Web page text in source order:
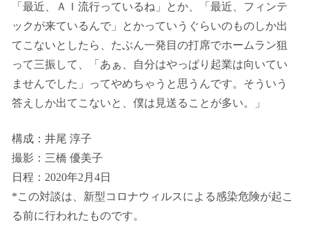
「最近、ＡＩ流行っているね」とか、「最近、フィンテ
ックが来ているんで」とかっていうぐらいのものしか出
てこないとしたら、たぶん一発目の打席でホームラン狙
って三振して、「あぁ、自分はやっぱり起業は向いてい
ませんでした」ってやめちゃうと思うんです。そういう
答えしか出てこないと、僕は見送ることが多い。」
構成：井尾 淳子
撮影：三橋 優美子
日程：2020年2月4日
*この対談は、新型コロナウィルスによる感染危険が起こ
る前に行われたものです。